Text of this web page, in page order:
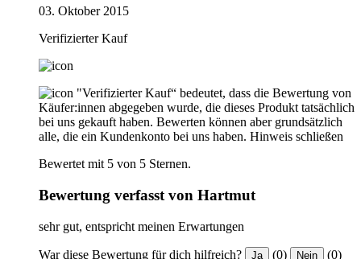
03. Oktober 2015
Verifizierter Kauf
"Verifizierter Kauf“ bedeutet, dass die Bewertung von
Käufer:innen abgegeben wurde, die dieses Produkt tatsächlich
bei uns gekauft haben. Bewerten können aber grundsätzlich
alle, die ein Kundenkonto bei uns haben. Hinweis schließen
Bewertet mit 5 von 5 Sternen.
Bewertung verfasst von Hartmut
sehr gut, entspricht meinen Erwartungen
War diese Bewertung für dich hilfreich? Ja (0) Nein (0)